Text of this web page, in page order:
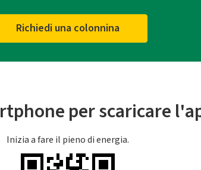
Richiedi una colonnina
per scaricare
Inizia a fare il pieno di energia.